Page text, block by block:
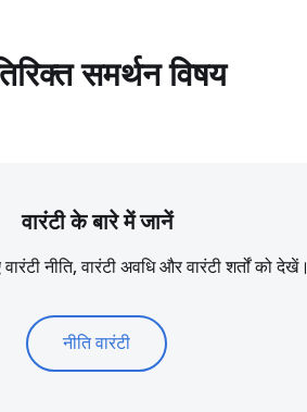
समर्थन विषय
वारंटी के बारे में जानें
नीति, वारंटी अवधि और वारंटी शर्तों को देखें।
नीति वारंटी